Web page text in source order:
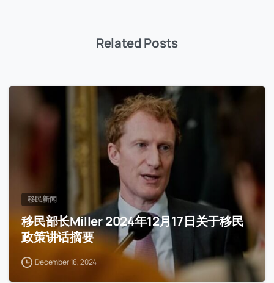
Related Posts
移民新闻
移民部长Miller 2024年12月17日关于移民
政策讲话摘要
December 18, 2024